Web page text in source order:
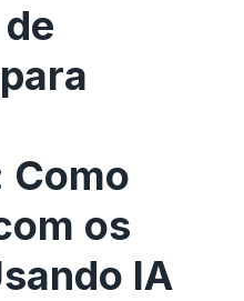
Como
os
IA